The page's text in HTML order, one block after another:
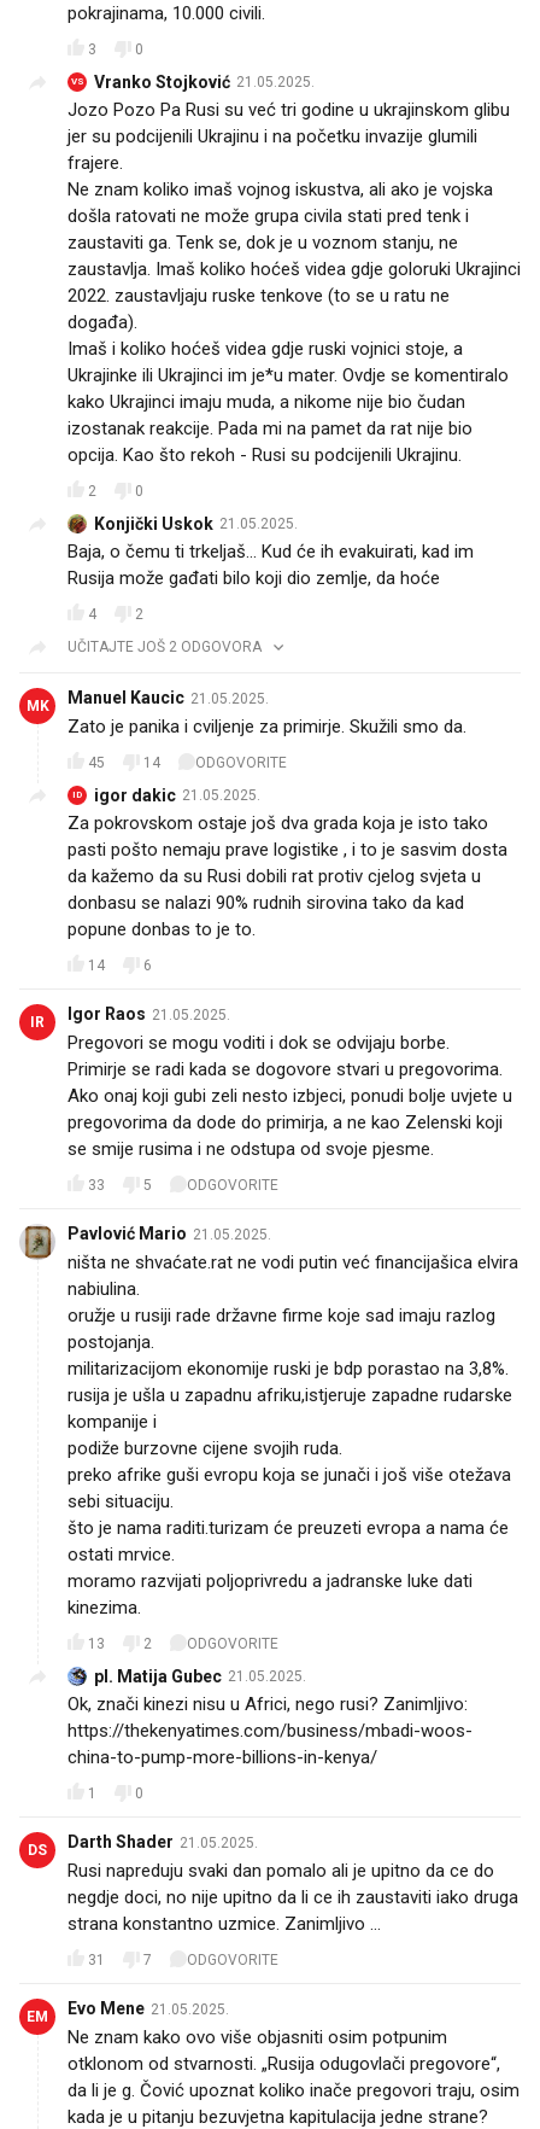
pokrajinama, 10.000 civili.
3 0
VS Vranko Stojković 21.05.2025.
Jozo Pozo Pa Rusi su već tri godine u ukrajinskom glibu
jer su podcijenili Ukrajinu i na početku invazije glumili
frajere.
Ne znam koliko imaš vojnog iskustva, ali ako je vojska
došla ratovati ne može grupa civila stati pred tenk i
zaustaviti ga. Tenk se, dok je u voznom stanju, ne
zaustavlja. Imaš koliko hoćeš videa gdje goloruki Ukrajinci
2022. zaustavljaju ruske tenkove (to se u ratu ne
događa).
Imaš i koliko hoćeš videa gdje ruski vojnici stoje, a
Ukrajinke ili Ukrajinci im je*u mater. Ovdje se komentiralo
kako Ukrajinci imaju muda, a nikome nije bio čudan
izostanak reakcije. Pada mi na pamet da rat nije bio
opcija. Kao što rekoh - Rusi su podcijenili Ukrajinu.
2 0
Konjički Uskok 21.05.2025.
Baja, o čemu ti trkeljaš... Kud će ih evakuirati, kad im
Rusija može gađati bilo koji dio zemlje, da hoće
4
2
UČITAJTE JOŠ 2 ODGOVORA
MK Manuel Kaucic 21.05.2025.
Zato je panika i cviljenje za primirje. Skužili smo da.
45 14 ODGOVORITE
ID igor dakic 21.05.2025.
Za pokrovskom ostaje još dva grada koja je isto tako
pasti pošto nemaju prave logistike , i to je sasvim dosta
da kažemo da su Rusi dobili rat protiv cjelog svjeta u
donbasu se nalazi 90% rudnih sirovina tako da kad
popune donbas to je to.
14 6
IR Igor Raos 21.05.2025.
Pregovori se mogu voditi i dok se odvijaju borbe.
Primirje se radi kada se dogovore stvari u pregovorima.
Ako onaj koji gubi zeli nesto izbjeci, ponudi bolje uvjete u
pregovorima da dode do primirja, a ne kao Zelenski koji
se smije rusima i ne odstupa od svoje pjesme.
33 5 ODGOVORITE
Pavlović Mario 21.05.2025.
ništa ne shvaćate.rat ne vodi putin već financijašica elvira
nabiulina.
oružje u rusiji rade državne firme koje sad imaju razlog
postojanja.
militarizacijom ekonomije ruski je bdp porastao na 3,8%.
rusija je ušla u zapadnu afriku,istjeruje zapadne rudarske
kompanije i
podiže burzovne cijene svojih ruda.
preko afrike guši evropu koja se junači i još više otežava
sebi situaciju.
što je nama raditi.turizam će preuzeti evropa a nama će
ostati mrvice.
moramo razvijati poljoprivredu a jadranske luke dati
kinezima.
13 2 ODGOVORITE
pl. Matija Gubec 21.05.2025.
Ok, znači kinezi nisu u Africi, nego rusi? Zanimljivo:
https://thekenyatimes.com/business/mbadi-woos-
china-to-pump-more-billions-in-kenya/
1 0
DS Darth Shader 21.05.2025.
Rusi napreduju svaki dan pomalo ali je upitno da ce do
negdje doci, no nije upitno da li ce ih zaustaviti iako druga
strana konstantno uzmice. Zanimljivo ...
31 7 ODGOVORITE
EM Evo Mene 21.05.2025.
Ne znam kako ovo više objasniti osim potpunim
otklonom od stvarnosti. „Rusija odugovlači pregovore“,
da li je g. Čović upoznat koliko inače pregovori traju, osim
kada je u pitanju bezuvjetna kapitulacija jedne strane?